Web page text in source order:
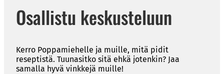
Osallistu keskusteluun
Kerro Poppamiehelle ja muille, mitä pidit
reseptistä. Tuunasitko sitä ehkä jotenkin? Jaa
samalla hyvä vinkkejä muille!